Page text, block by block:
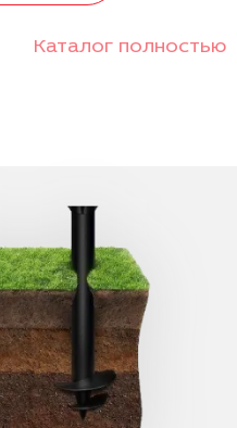
Каталог полностью